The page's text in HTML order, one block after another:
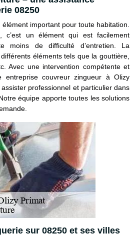
08250
important pour toute habitation.
c’est un élément qui est facilement
moins de difficulté d’entretien. La
éléments tels que la gouttière,
Avec une intervention compétente et
entreprise couvreur zingueur à Olizy
professionnel et particulier dans
équipe apporte toutes les solutions
sur 08250 et ses villes